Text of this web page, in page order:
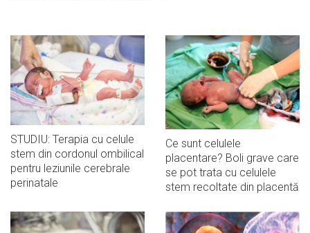
STUDIU: Terapia cu celule
stem din cordonul ombilical
pentru leziunile cerebrale
perinatale
Ce sunt celulele
placentare? Boli grave care
se pot trata cu celulele
stem recoltate din placentă